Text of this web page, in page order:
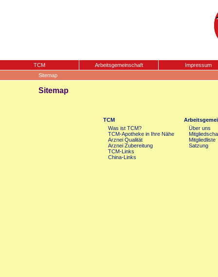
TCM Arbeitsgemeinschaft
Impressum
Sitemap
Sitemap
TCM
Was ist TCM?
TCM-Apotheke in Ihre Nähe
Arznei Qualität
Arznei Zubereitung
TCM-Links
China-Links
Über uns
Mitgliedliste
Satzung